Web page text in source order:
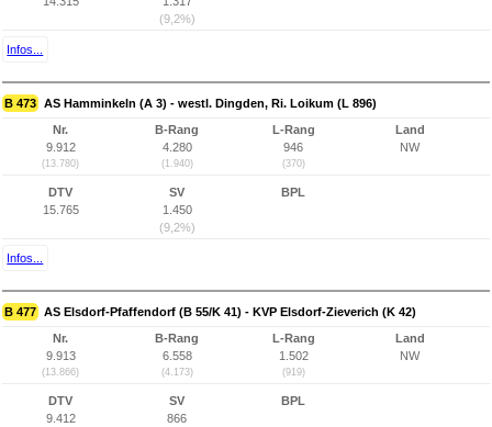
(9,2%)
Infos...
B 473 AS Hamminkeln (A 3) - westl. Dingden, Ri. Loikum (L 896)
Nr.
9.912
(13.780)
B-Rang
4.280
(1.940)
L-Rang
946
(370)
Land
NW
DTV
15.765
SV
1.450
(9,2%)
BPL
Infos...
B 477 AS Elsdorf-Pfaffendorf (B 55/K 41) - KVP Elsdorf-Zieverich (K 42)
Nr.
9.913
(13.866)
B-Rang
6.558
(4.173)
L-Rang
1.502
(919)
Land
NW
DTV
9.412
SV
866
BPL